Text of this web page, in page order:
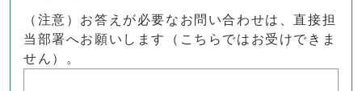
（注意）お答えが必要なお問い合わせは、直接担
当部署へお願いします（こちらではお受けできま
せん）。